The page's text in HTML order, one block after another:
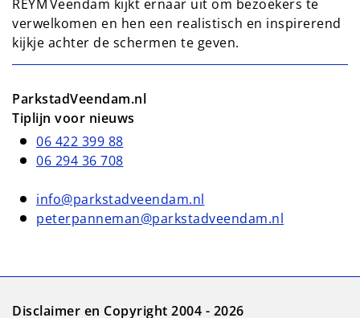
REYM Veendam kijkt ernaar uit om bezoekers te
verwelkomen en hen een realistisch en inspirerend
kijkje achter de schermen te geven.
ParkstadVeendam.nl
Tiplijn voor nieuws
06 422 399 88
06 294 36 708
info@parkstadveendam.nl
peterpanneman@parkstadveendam.nl
Disclaimer en Copyright 2004 - 2026